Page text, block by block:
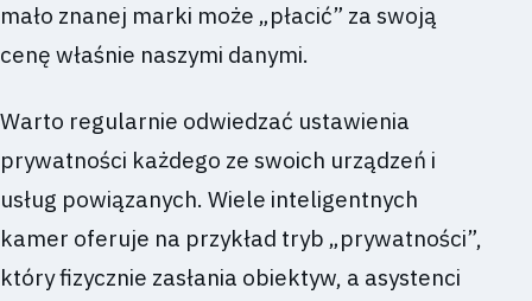
mało znanej marki może „płacić” za swoją
cenę właśnie naszymi danymi.
Warto regularnie odwiedzać ustawienia
prywatności każdego ze swoich urządzeń i
usług powiązanych. Wiele inteligentnych
kamer oferuje na przykład tryb „prywatności”,
który fizycznie zasłania obiektyw, a asystenci